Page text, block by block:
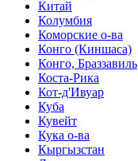
Китай
Колумбия
Коморские о-ва
Конго (Киншаса)
Конго, Браззавиль
Коста-Рика
Кот-д'Ивуар
Куба
Кувейт
Кука о-ва
Кыргызстан